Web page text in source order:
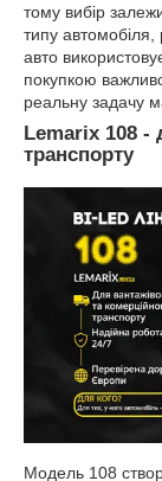
тому вибір
типу
авто
покупкою
реальну задачу
Lemarix 108 -
транспорту
Модель 108